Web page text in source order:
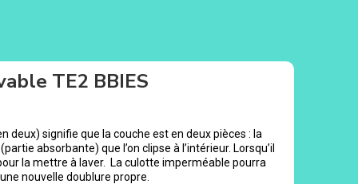
TE2 BBIES
deux) signifie que la couche est en deux pièces : la
absorbante) que l’on clipse à l’intérieur. Lorsqu’il
la mettre à laver. La culotte imperméable pourra
nouvelle doublure propre.